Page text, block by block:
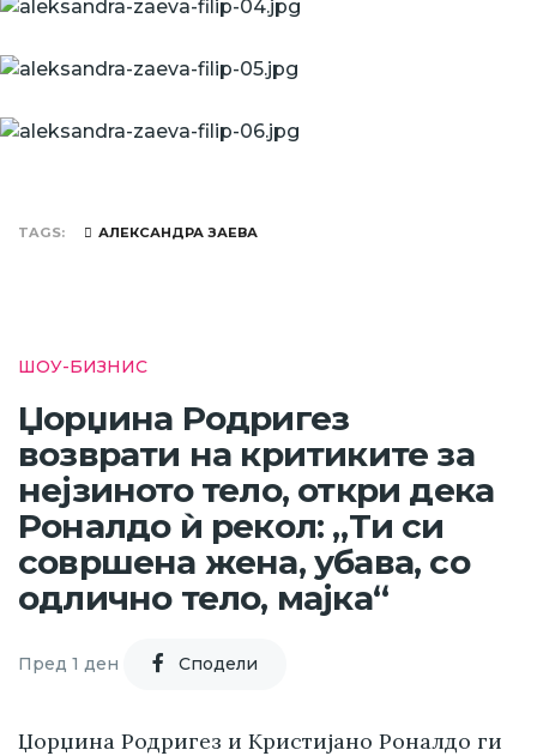
TAGS АЛЕКСАНДРА ЗАЕВА
ШОУ-БИЗНИС
Џорџина Родригез
возврати на критиките за
нејзиното тело, откри дека
Роналдо ѝ рекол: „Ти си
совршена жена, убава, со
одлично тело, мајка“
Пред 1 ден Cподели
Џорџина Родригез и Кристијано Роналдо ги